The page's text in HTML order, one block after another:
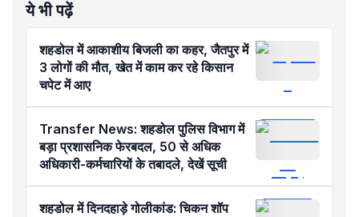
ये भी पढ़ें
शहडोल में आकाशीय बिजली का कहर, जैतपुर में
3 लोगों की मौत, खेत में काम कर रहे किसान
चपेट में आए
Transfer News: शहडोल पुलिस विभाग में
बड़ा प्रशासनिक फेरबदल, 50 से अधिक
अधिकारी-कर्मचारियों के तबादले, देखें सूची
शहडोल में दिनदहाड़े गोलीकांड: चिकन शॉप